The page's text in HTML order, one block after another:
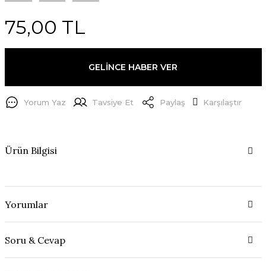
75,00 TL
GELİNCE HABER VER
Yorum Yaz Tavsiye Et Paylaş Karşılaştır
Ürün Bilgisi
Yorumlar
Soru & Cevap